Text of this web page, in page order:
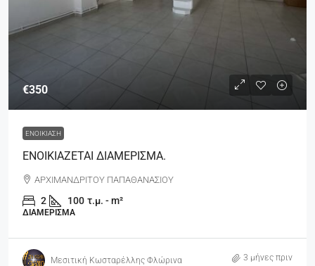
€350
ΕΝΟΙΚΊΑΣΗ
ΕΝΟΙΚΙΑΖΕΤΑΙ ΔΙΑΜΕΡΙΣΜΑ.
ΑΡΧΙΜΑΝΔΡΙΤΟΥ ΠΑΠΑΘΑΝΑΣΙΟΥ
2 100 τ.μ. - m²
ΔΙΑΜΈΡΙΣΜΑ
Μεσιτική Κωσταρέλλης Φλώρινα 3 μήνες πριν